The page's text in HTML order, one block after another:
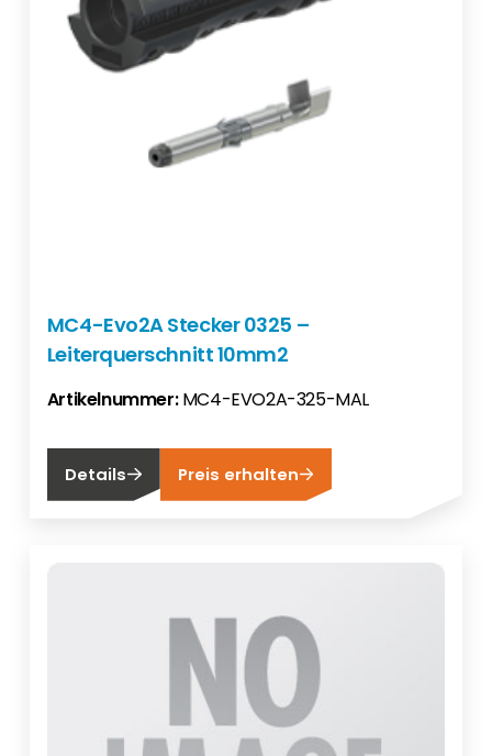
MC4-Evo2A Stecker 0325 –
Leiterquerschnitt 10mm2
Artikelnummer:MC4-EVO2A-325-MAL
Details Preis erhalten